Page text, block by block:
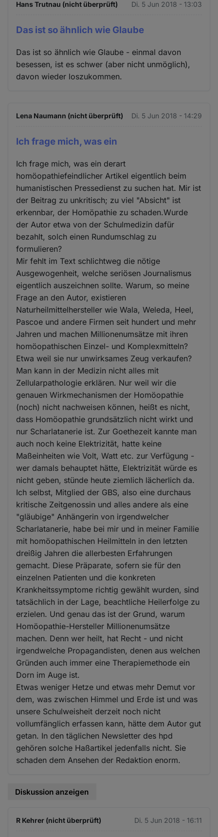
Hans Trutnau (nicht überprüft) Di. 5 Jun 2018 - 13:03
Das ist so ähnlich wie Glaube
Das ist so ähnlich wie Glaube - einmal davon
besessen, ist es schwer (aber nicht unmöglich),
davon wieder loszukommen.
Lena Naumann (nicht überprüft) Di. 5 Jun 2018 - 14:29
Ich frage mich, was ein
Ich frage mich, was ein derart
homöopathiefeindlicher Artikel eigentlich beim
humanistischen Pressedienst zu suchen hat. Mir ist
der Beitrag zu unkritisch; zu viel "Absicht" ist
erkennbar, der Homöpathie zu schaden.Wurde
der Autor etwa von der Schulmedizin dafür
bezahlt, solch einen Rundumschlag zu
formulieren?
Mir fehlt im Text schlichtweg die nötige
Ausgewogenheit, welche seriösen Journalismus
eigentlich auszeichnen sollte. Warum, so meine
Frage an den Autor, existieren
Naturheilmittelhersteller wie Wala, Weleda, Heel,
Pascoe und andere Firmen seit hundert und mehr
Jahren und machen Millionenumsätze mit ihren
homöopathischen Einzel- und Komplexmitteln?
Etwa weil sie nur unwirksames Zeug verkaufen?
Man kann in der Medizin nicht alles mit
Zellularpathologie erklären. Nur weil wir die
genauen Wirkmechanismen der Homöopathie
(noch) nicht nachweisen können, heißt es nicht,
dass Homöopathie grundsätzlich nicht wirkt und
nur Scharlatanerie ist. Zur Goethezeit kannte man
auch noch keine Elektrizität, hatte keine
Maßeinheiten wie Volt, Watt etc. zur Verfügung -
wer damals behauptet hätte, Elektrizität würde es
nicht geben, stünde heute ziemlich lächerlich da.
Ich selbst, Mitglied der GBS, also eine durchaus
kritische Zeitgenossin und alles andere als eine
"gläubige" Anhängerin von irgendwelcher
Scharlatanerie, habe bei mir und in meiner Familie
mit homöopathischen Heilmitteln in den letzten
dreißig Jahren die allerbesten Erfahrungen
gemacht. Diese Präparate, sofern sie für den
einzelnen Patienten und die konkreten
Krankheitssymptome richtig gewählt wurden, sind
tatsächlich in der Lage, beachtliche Heilerfolge zu
erzielen. Und genau das ist der Grund, warum
Homöopathie-Hersteller Millionenumsätze
machen. Denn wer heilt, hat Recht - und nicht
irgendwelche Propagandisten, denen aus welchen
Gründen auch immer eine Therapiemethode ein
Dorn im Auge ist.
Etwas weniger Hetze und etwas mehr Demut vor
dem, was zwischen Himmel und Erde ist und was
unsere Schulweisheit derzeit noch nicht
vollumfänglich erfassen kann, hätte dem Autor gut
getan. In den täglichen Newsletter des hpd
gehören solche Haßartikel jedenfalls nicht. Sie
schaden dem Ansehen der Redaktion enorm.
Diskussion anzeigen
R Kehrer (nicht überprüft) Di. 5 Jun 2018 - 16:11